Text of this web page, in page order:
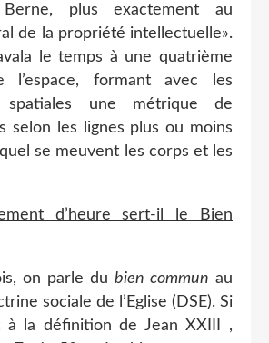
plus exactement au
de la propriété intellectuelle».
le temps à une quatrième
l’espace, formant avec les
spatiales une métrique de
selon les lignes plus ou moins
se meuvent les corps et les
d’heure sert-il le Bien
on parle dubien commun au
sociale de l’Eglise (DSE). Si
à la définition de Jean XXIII ,